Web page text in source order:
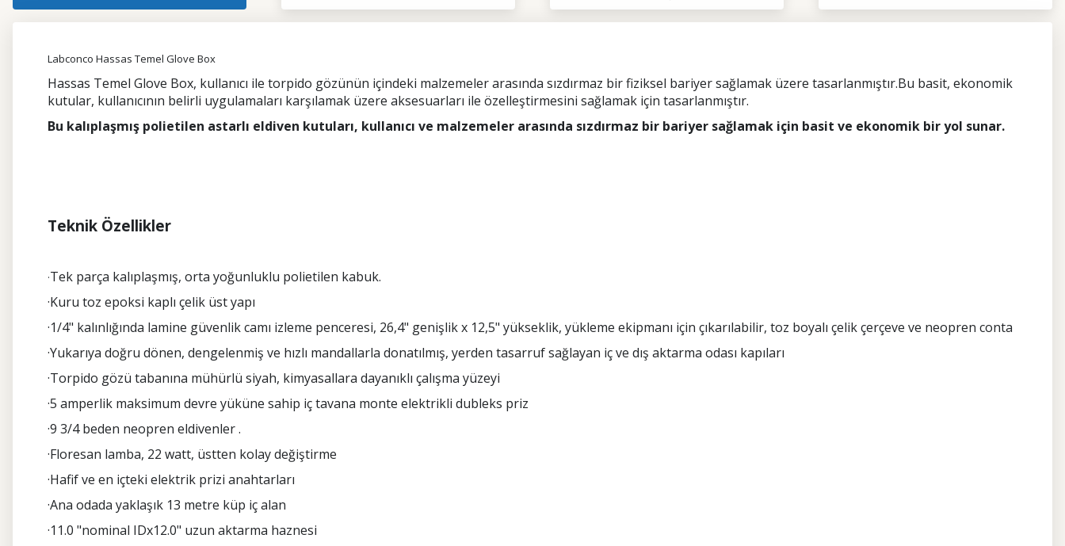
Labconco Hassas Temel Glove Box
Hassas Temel Glove Box, kullanıcı ile torpido gözünün içindeki malzemeler arasında sızdırmaz bir fiziksel bariyer sağlamak üzere tasarlanmıştır.Bu basit, ekonomik
kutular, kullanıcının belirli uygulamaları karşılamak üzere aksesuarları ile özelleştirmesini sağlamak için tasarlanmıştır.
Bu kalıplaşmış polietilen astarlı eldiven kutuları, kullanıcı ve malzemeler arasında sızdırmaz bir bariyer sağlamak için basit ve ekonomik bir yol sunar.
Teknik Özellikler
·Tek parça kalıplaşmış, orta yoğunluklu polietilen kabuk.
·Kuru toz epoksi kaplı çelik üst yapı
·1/4" kalınlığında lamine güvenlik camı izleme penceresi, 26,4" genişlik x 12,5" yükseklik, yükleme ekipmanı için çıkarılabilir, toz boyalı çelik çerçeve ve neopren conta
·Yukarıya doğru dönen, dengelenmiş ve hızlı mandallarla donatılmış, yerden tasarruf sağlayan iç ve dış aktarma odası kapıları
·Torpido gözü tabanına mühürlü siyah, kimyasallara dayanıklı çalışma yüzeyi
·5 amperlik maksimum devre yüküne sahip iç tavana monte elektrikli dubleks priz
·9 3/4 beden neopren eldivenler .
·Floresan lamba, 22 watt, üstten kolay değiştirme
·Hafif ve en içteki elektrik prizi anahtarları
·Ana odada yaklaşık 13 metre küp iç alan
·11.0 "nominal IDx12.0" uzun aktarma haznesi